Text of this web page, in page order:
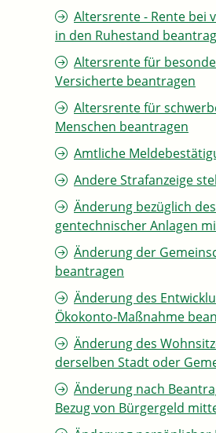
Altersrente - Rente bei
in den Ruhestand
Altersrente für
Versicherte beantragen
Altersrente für
Menschen beantragen
Amtliche
Andere Strafanzeige
Änderung bezüglich
gentechnischer Anlagen
Änderung der
beantragen
Änderung des
Ökokonto-Maßnahme
Änderung des
derselben Stadt oder
Änderung nach
Bezug von Bürgergeld